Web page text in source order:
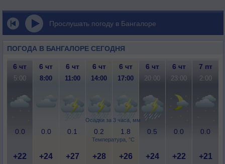
Прослушать погоду в Бангалоре
ПОГОДА В БАНГАЛОРЕ СЕГОДНЯ
Осадки за 3 часа, мм
Температура, °C
6 чт 6 чт 6 чт 6 чт 6 чт 6 чт 6 чт 7 пт
5:00 8:00 11:00 14:00 17:00 20:00 23:00 2:00
0.0 0.0 0.1 0.2 1.8 0.5 0.0 0.0
+22 +24 +27 +28 +26 +24 +22 +21